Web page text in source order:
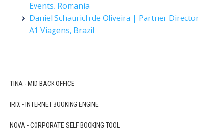
Events, Romania
Daniel Schaurich de Oliveira | Partner Director
A1 Viagens, Brazil
TINA - MID BACK OFFICE
IRIX - INTERNET BOOKING ENGINE
NOVA - CORPORATE SELF BOOKING TOOL